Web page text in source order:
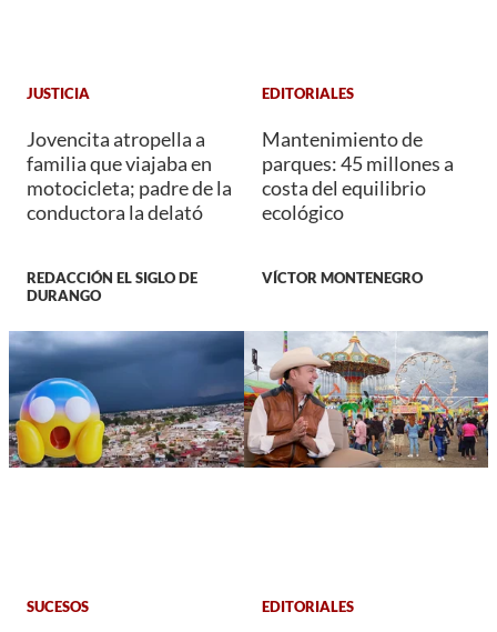
JUSTICIA
Jovencita atropella a
familia que viajaba en
motocicleta; padre de la
conductora la delató
REDACCIÓN EL SIGLO DE
DURANGO
EDITORIALES
Mantenimiento de
parques: 45 millones a
costa del equilibrio
ecológico
VÍCTOR MONTENEGRO
SUCESOS EDITORIALES